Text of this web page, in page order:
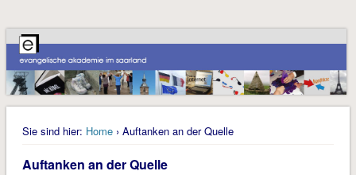
Sie sind hier: Home› Auftanken an der Quelle
Auftanken an der Quelle